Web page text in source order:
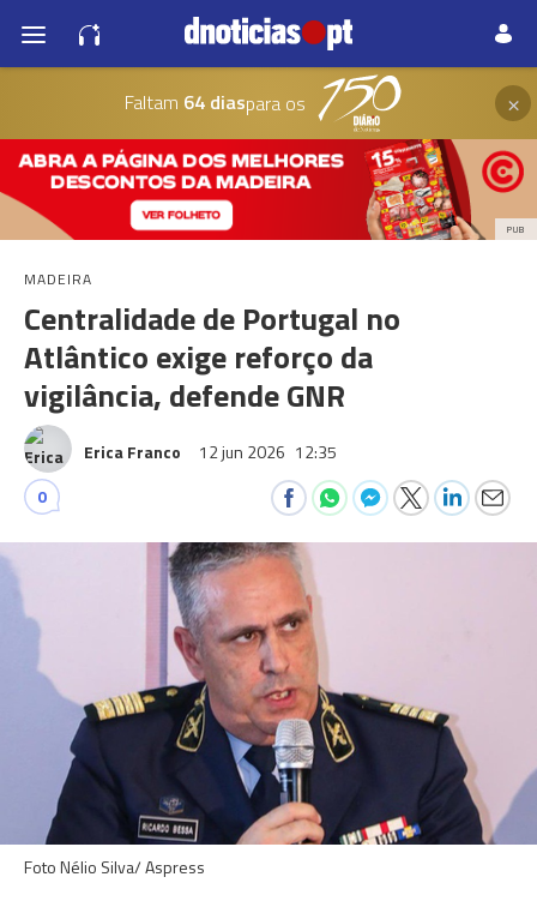
Faltam 64 diaspara os ×
PUB
MADEIRA
Centralidade de Portugal no
Atlântico exige reforço da
vigilância, defende GNR
Erica Franco 12 jun 2026 12:35
0
Foto Nélio Silva/ Aspress